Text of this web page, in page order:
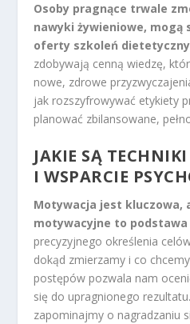
Osoby pragnące trwale
nawyki żywieniowe, mogą
oferty szkoleń
zdobywają cenną wiedzę,
nowe, zdrowe
jak rozszyfrowywać etykiety
planować zbilansowane,
JAKIE SĄ
I WSPARCIE
Motywacja jest kluczowa,
motywacyjne to podstawa
precyzyjnego określenia
dokąd zmierzamy i co
postępów pozwala nam
się do upragnionego
zapominajmy o nagradzaniu